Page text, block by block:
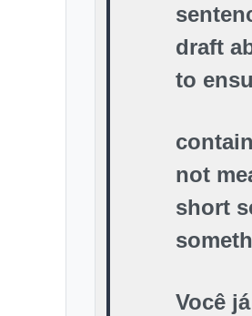
draft
to
not
short
Você